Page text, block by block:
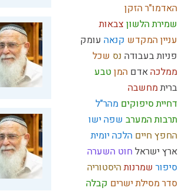
האדמו"ר הזקן
שמירת הלשוןצבאות
עניין המקדש קנאה עומק
פניות בעבודה נס שכל
ממלכהאדם המןטבע
בריתמחשבה
דחיית סיפוקים מהר"ל
תרבות המערב שפהישו
החפץ חיים הלכה יומית
ארץ ישראל חוט השערה
סיפור שמרנותהיסטוריה
סדר מסילת ישרים קבלה